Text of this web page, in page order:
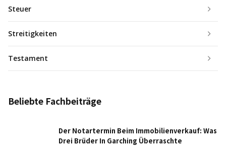
Steuer
Streitigkeiten
Testament
Beliebte Fachbeiträge
Der Notartermin Beim Immobilienverkauf: Was
Drei Brüder In Garching Überraschte